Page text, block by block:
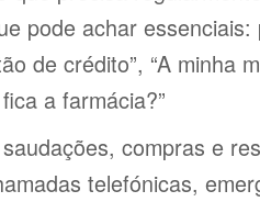
pode achar essenciais:
de crédito”, “A minha
a farmácia?”
compras e
telefónicas,